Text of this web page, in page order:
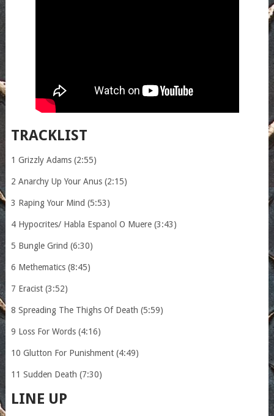
TRACKLIST
1 Grizzly Adams (2:55)
2 Anarchy Up Your Anus (2:15)
3 Raping Your Mind (5:53)
4 Hypocrites/ Habla Espanol O Muere (3:43)
5 Bungle Grind (6:30)
6 Methematics (8:45)
7 Eracist (3:52)
8 Spreading The Thighs Of Death (5:59)
9 Loss For Words (4:16)
10 Glutton For Punishment (4:49)
11 Sudden Death (7:30)
LINE UP